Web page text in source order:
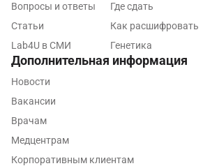
Ростов-на-Дону
Рыбинск
Рязань
Сергиев Посад
Вопросы и ответы
Статьи
Lab4U в СМИ
Где сдать
Как расшифровать
Генетика
Дополнительная информация
Новости
Вакансии
Врачам
Медцентрам
Корпоративным клиентам